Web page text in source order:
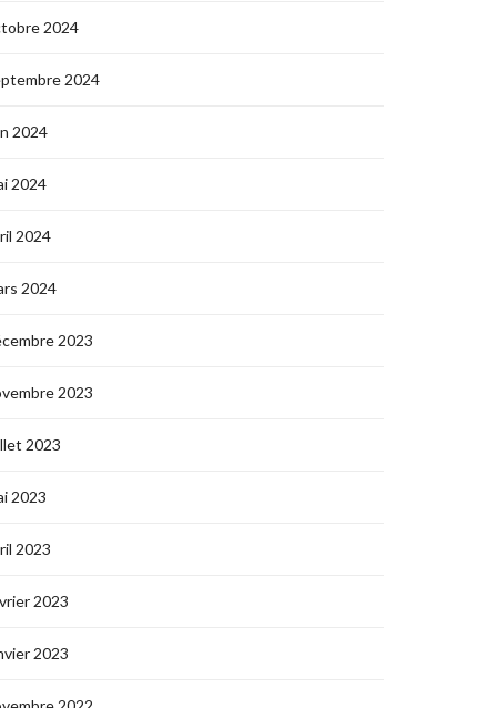
2024
2024
2024
2024
2024
2024
2023
2023
2023
2023
2023
2023
2023